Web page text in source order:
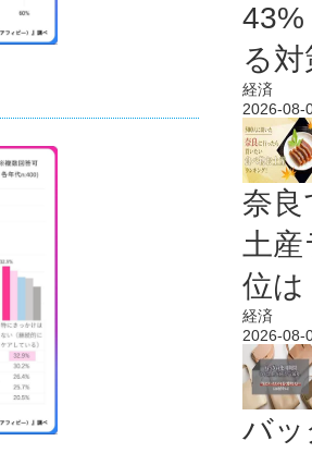
43%
る対
経済
2026-08-
奈良
土
位は
経済
2026-08-
バッ